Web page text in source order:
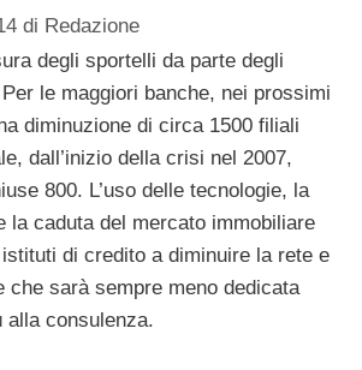
di Redazione
degli sportelli da parte degli
le maggiori banche, nei prossimi
diminuzione di circa 1500 filiali
dall’inizio della crisi nel 2007,
800. L’uso delle tecnologie, la
la caduta del mercato immobiliare
di credito a diminuire la rete e
che sarà sempre meno dedicata
alla consulenza.